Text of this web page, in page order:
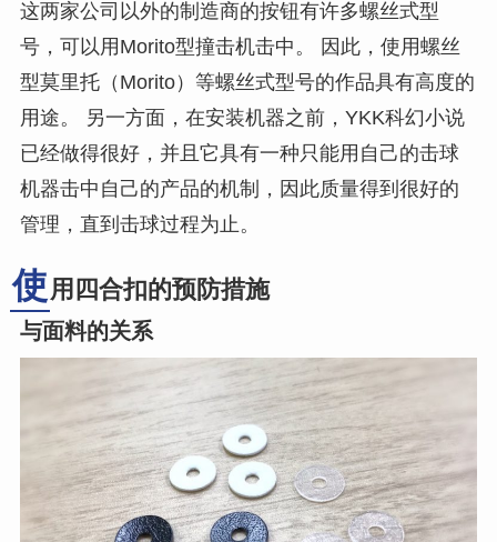
这两家公司以外的制造商的按钮有许多螺丝式型
号，可以用Morito型撞击机击中。 因此，使用螺丝
型莫里托（Morito）等螺丝式型号的作品具有高度的
用途。 另一方面，在安装机器之前，YKK科幻小说
已经做得很好，并且它具有一种只能用自己的击球
机器击中自己的产品的机制，因此质量得到很好的
管理，直到击球过程为止。
使用四合扣的预防措施
与面料的关系